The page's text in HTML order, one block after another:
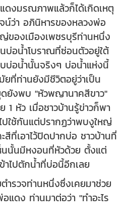
ดงมรณภาพแล้วก็ได้เกิดเหตุ
น์ว่า อภินิหารของหลวงพ่อ
องเมืองเพชรบุรีท่านหนึ่ง
อน้ำโบราณที่ซ่อนตัวอยู่ใต้
อน้ำนั้นจริงๆ บ่อน้ำแห่งนี้
ที่ท่านยังมีชีวิตอยู่ว่าเป็น
ยังพบ "หัวพญานาคสีขาว"
หัว เมื่อชาวบ้านรู้ข่าวก็พา
ปใช้กันแต่ปรากฏว่าพบงูใหญ่
ที่เอาไว้ปิดปากบ่อ ชาวบ้านที่
นั้นมีหงอนที่หัวด้วย ตั้งแต่
าไปตักน้ำที่บ่อนี้อีกเลย
รวจท่านหนึ่งซึ่งเคยมาช่วย
แดง ท่านมาต่อว่า "ทำอะไร